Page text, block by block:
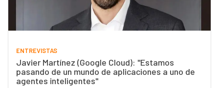
ENTREVISTAS
Javier Martínez (Google Cloud): "Estamos
pasando de un mundo de aplicaciones a uno de
agentes inteligentes"